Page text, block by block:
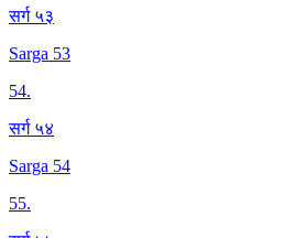
सर्ग ५३
Sarga 53
54.
सर्ग ५४
Sarga 54
55.